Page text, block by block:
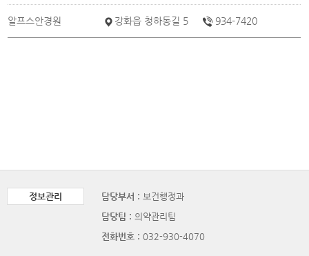
알프스안경원 강화읍 청하동길 5 934-7420
정보관리 담당부서 : 보건행정과
담당팀 : 의약관리팀
전화번호 : 032-930-4070